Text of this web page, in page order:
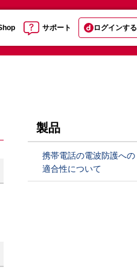
サポート ログインする
製品
携帯電話の電波防護への
適合性について